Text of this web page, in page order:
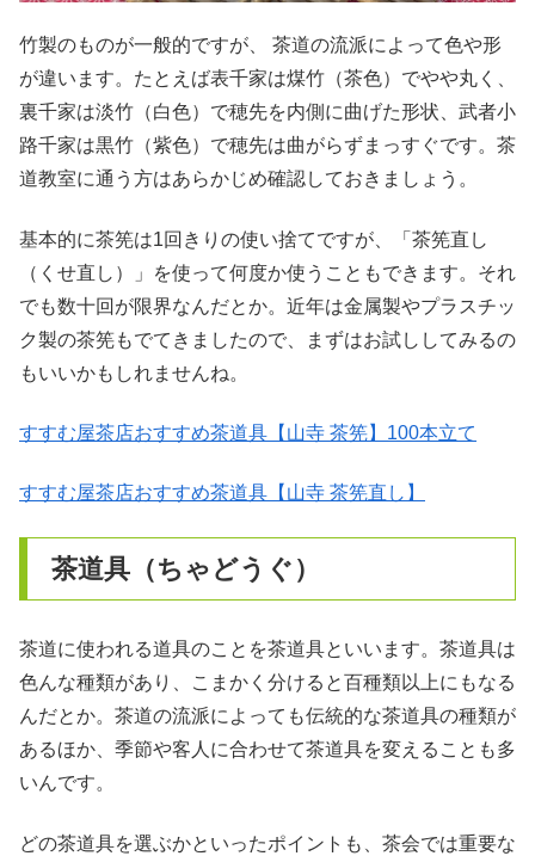
竹製のものが一般的ですが、 茶道の流派によって色や形
が違います。たとえば表千家は煤竹（茶色）でやや丸く、
裏千家は淡竹（白色）で穂先を内側に曲げた形状、武者小
路千家は黒竹（紫色）で穂先は曲がらずまっすぐです。茶
道教室に通う方はあらかじめ確認しておきましょう。
基本的に茶筅は1回きりの使い捨てですが、「茶筅直し
（くせ直し）」を使って何度か使うこともできます。それ
でも数十回が限界なんだとか。近年は金属製やプラスチッ
ク製の茶筅もでてきましたので、まずはお試ししてみるの
もいいかもしれませんね。
すすむ屋茶店おすすめ茶道具【山寺 茶筅】100本立て
すすむ屋茶店おすすめ茶道具【山寺 茶筅直し】
茶道具（ちゃどうぐ）
茶道に使われる道具のことを茶道具といいます。茶道具は
色んな種類があり、こまかく分けると百種類以上にもなる
んだとか。茶道の流派によっても伝統的な茶道具の種類が
あるほか、季節や客人に合わせて茶道具を変えることも多
いんです。
どの茶道具を選ぶかといったポイントも、茶会では重要な